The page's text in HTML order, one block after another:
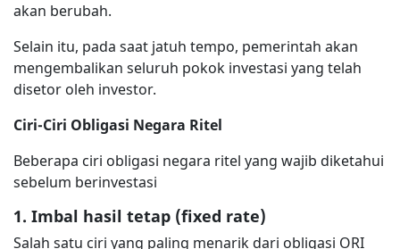
akan berubah.
Selain itu, pada saat jatuh tempo, pemerintah akan
mengembalikan seluruh pokok investasi yang telah
disetor oleh investor.
Ciri-Ciri Obligasi Negara Ritel
Beberapa ciri obligasi negara ritel yang wajib diketahui
sebelum berinvestasi
1. Imbal hasil tetap (fixed rate)
Salah satu ciri yang paling menarik dari obligasi ORI